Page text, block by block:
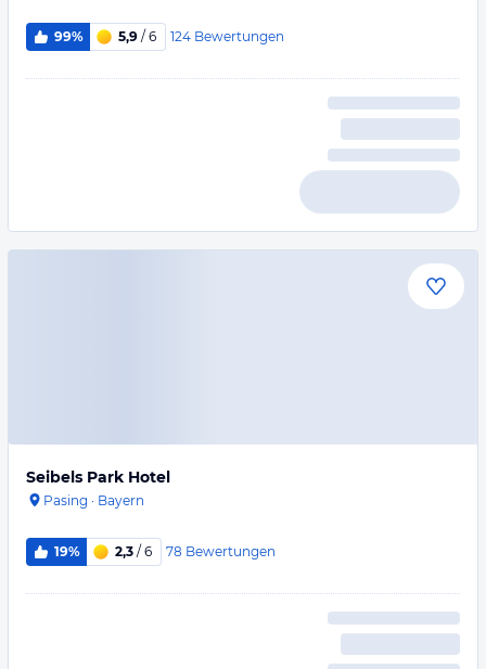
99% 5,9 / 6 124 Bewertungen
Seibels Park Hotel
Pasing · Bayern
19% 2,3 / 6 78 Bewertungen